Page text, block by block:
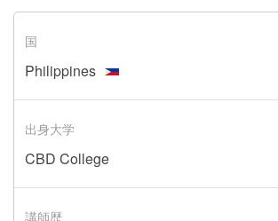
国
Philippines
出身大学
CBD College
講師歴